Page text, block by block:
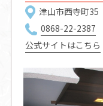
津山市西寺町35
0868-22-2387
公式サイトはこちら